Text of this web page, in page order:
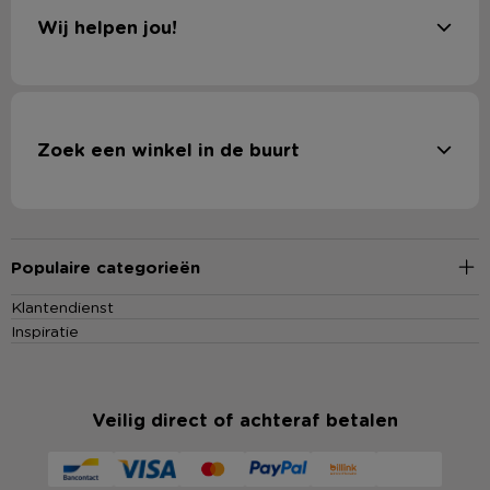
Wij helpen jou!
Zoek een winkel in de buurt
Populaire categorieën
Klantendienst
Inspiratie
Veilig direct of achteraf betalen